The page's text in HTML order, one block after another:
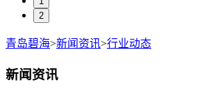
2
青岛碧海>新闻资讯>行业动态
新闻资讯